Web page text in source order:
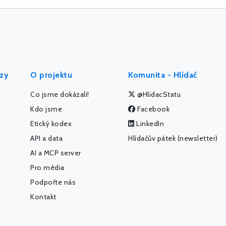
O projektu
Co jsme dokázali!
Kdo jsme
Etický kodex
API a data
AI a MCP server
Pro média
Podpořte nás
Kontakt
Komunita - Hlídač
@HlidacStatu
Facebook
LinkedIn
Hlídačův pátek (newsletter)